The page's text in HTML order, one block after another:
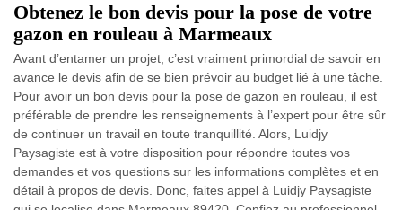
Obtenez le bon devis pour la pose de votre
gazon en rouleau à Marmeaux
Avant d’entamer un projet, c’est vraiment primordial de savoir en
avance le devis afin de se bien prévoir au budget lié à une tâche.
Pour avoir un bon devis pour la pose de gazon en rouleau, il est
préférable de prendre les renseignements à l’expert pour être sûr
de continuer un travail en toute tranquillité. Alors, Luidjy
Paysagiste est à votre disposition pour répondre toutes vos
demandes et vos questions sur les informations complètes et en
détail à propos de devis. Donc, faites appel à Luidjy Paysagiste